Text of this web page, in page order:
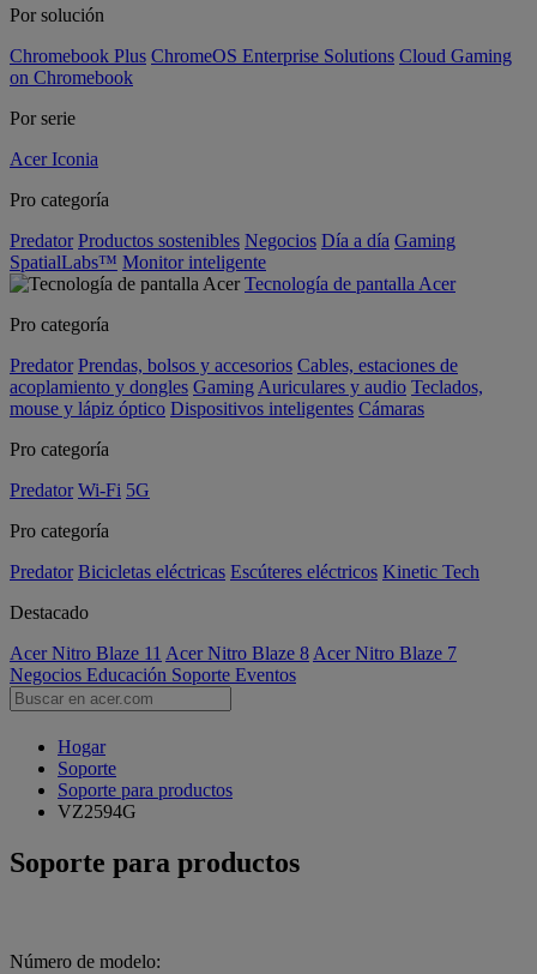
Por solución
Chromebook Plus ChromeOS Enterprise Solutions Cloud Gaming
on Chromebook
Por serie
Acer Iconia
Pro categoría
Predator Productos sostenibles Negocios Día a día Gaming
SpatialLabs™ Monitor inteligente
Tecnología de pantalla Acer
Pro categoría
Predator Prendas, bolsos y accesorios Cables, estaciones de
acoplamiento y dongles Gaming Auriculares y audio Teclados,
mouse y lápiz óptico Dispositivos inteligentes Cámaras
Pro categoría
Predator Wi-Fi 5G
Pro categoría
Predator Bicicletas eléctricas Escúteres eléctricos Kinetic Tech
Destacado
Acer Nitro Blaze 11 Acer Nitro Blaze 8 Acer Nitro Blaze 7
Negocios Educación Soporte Eventos
Hogar
Soporte
Soporte para productos
VZ2594G
Soporte para productos
Número de modelo: